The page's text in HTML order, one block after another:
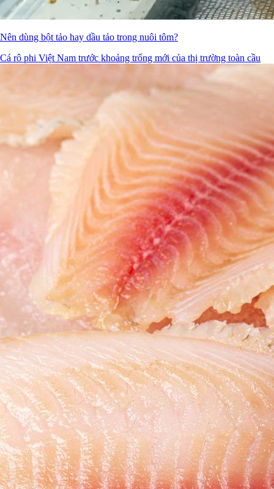
Nên dùng bột tảo hay dầu tảo trong nuôi tôm?
Cá rô phi Việt Nam trước khoảng trống mới của thị trường toàn cầu